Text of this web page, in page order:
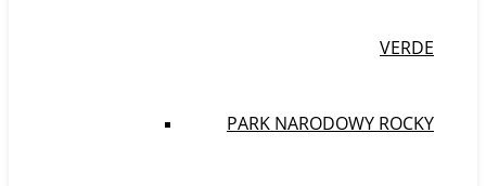
VERDE
PARK NARODOWY ROCKY